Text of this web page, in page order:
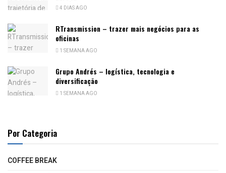
4 DIAS AGO
RTransmission – trazer mais negócios para as
oficinas
1 SEMANA AGO
Grupo Andrés – logística, tecnologia e
diversificação
1 SEMANA AGO
Por Categoria
COFFEE BREAK